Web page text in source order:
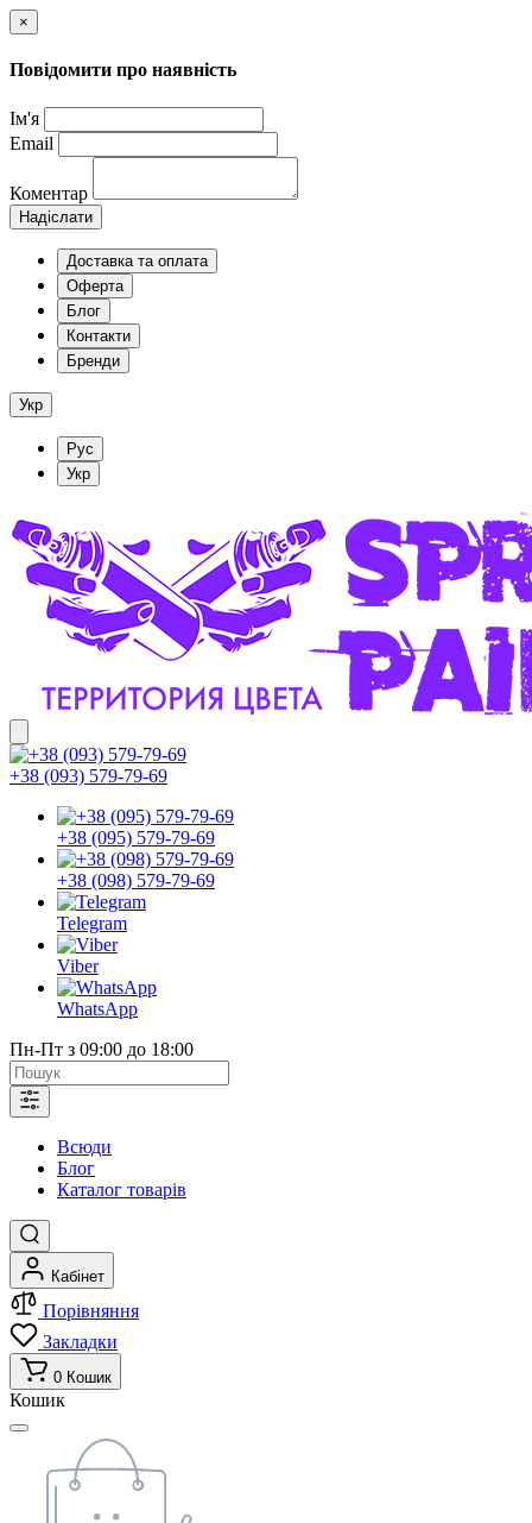
×
Повідомити про наявність
Ім'я
Email
Коментар
Надіслати
Доставка та оплата
Оферта
Блог
Контакти
Бренди
Укр
Рус
Укр
+38 (093) 579-79-69
+38 (095) 579-79-69
+38 (098) 579-79-69
Telegram
Viber
WhatsApp
Пн-Пт з 09:00 до 18:00
Всюди
Блог
Каталог товарів
Кабінет
Порівняння
Закладки
0 Кошик
Кошик